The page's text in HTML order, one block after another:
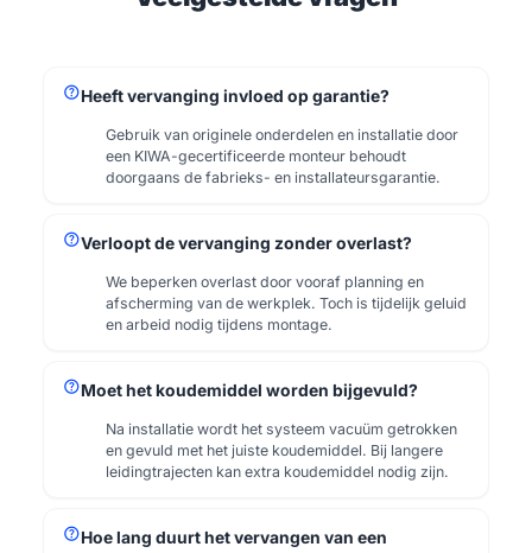
helpHeeft vervanging invloed op garantie?
Gebruik van originele onderdelen en installatie door
een KIWA-gecertificeerde monteur behoudt
doorgaans de fabrieks- en installateursgarantie.
helpVerloopt de vervanging zonder overlast?
We beperken overlast door vooraf planning en
afscherming van de werkplek. Toch is tijdelijk geluid
en arbeid nodig tijdens montage.
helpMoet het koudemiddel worden bijgevuld?
Na installatie wordt het systeem vacuüm getrokken
en gevuld met het juiste koudemiddel. Bij langere
leidingtrajecten kan extra koudemiddel nodig zijn.
helpHoe lang duurt het vervangen van een